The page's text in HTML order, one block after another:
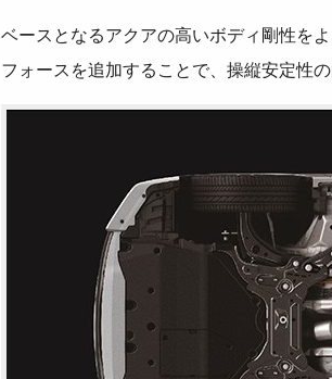
ベースとなるアクアの高いボディ剛性を
フォースを追加することで、操縦安定性